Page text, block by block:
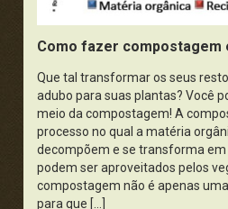
Política, Economia e Legislação
Pontos da História
Publicidade e Propaganda
Saúde e Cidadania
Como fazer compostagem
Que tal transformar os seus
adubo para suas plantas? Você
meio da compostagem! A
processo no qual a matéria
decompõem e se transforma
podem ser aproveitados pelos
compostagem não é apenas
para que […]